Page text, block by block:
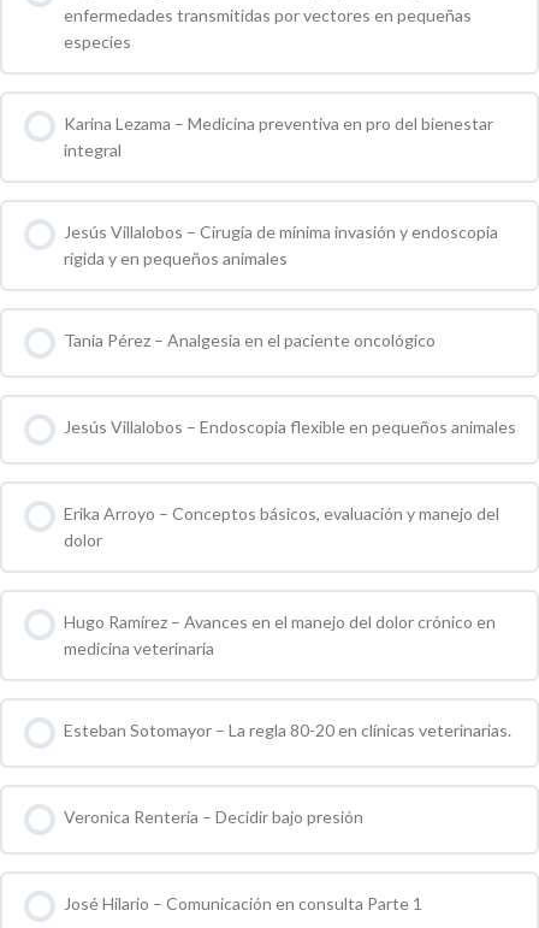
enfermedades transmitidas por vectores en pequeñas
especies
0 % COMPLETO 0 / 0 pasos
Karina Lezama – Medicina preventiva en pro del bienestar
integral
0 % COMPLETO 0 / 0 pasos
Jesús Villalobos – Cirugía de mínima invasión y endoscopia
rígida y en pequeños animales
0 % COMPLETO 0 / 0 pasos
Tania Pérez – Analgesia en el paciente oncológico
0 % COMPLETO 0 / 0 pasos
Jesús Villalobos – Endoscopia flexible en pequeños animales
0 % COMPLETO 0 / 0 pasos
Erika Arroyo – Conceptos básicos, evaluación y manejo del
dolor
0 % COMPLETO 0 / 0 pasos
Hugo Ramírez – Avances en el manejo del dolor crónico en
medicina veterinaria
0 % COMPLETO 0 / 0 pasos
Esteban Sotomayor – La regla 80-20 en clínicas veterinarias.
0 % COMPLETO 0 / 0 pasos
Veronica Rentería – Decidir bajo presión
0 % COMPLETO 0 / 0 pasos
José Hilario – Comunicación en consulta Parte 1